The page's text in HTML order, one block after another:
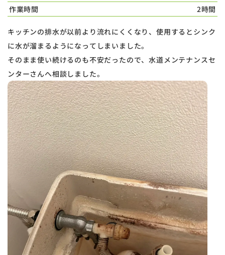
作業時間
2時間
キッチンの排水が以前より流れにくくなり、使用するとシンク
に水が溜まるようになってしまいました。
そのまま使い続けるのも不安だったので、水道メンテナンスセ
ンターさんへ相談しました。